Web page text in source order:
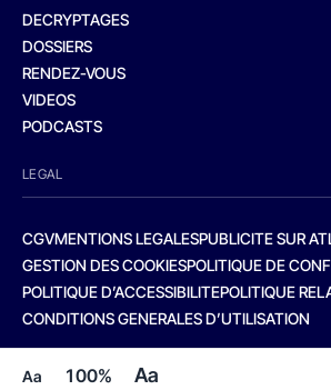
Aa 100% Aa
DECRYPTAGES
DOSSIERS
RENDEZ-VOUS
VIDEOS
PODCASTS
LEGAL
CGVMENTIONS LEGALESPUBLICITE SUR
GESTION DES COOKIESPOLITIQUE DE
POLITIQUE D’ACCESSIBILITEPOLITIQUE
CONDITIONS GENERALES D’UTILISATION